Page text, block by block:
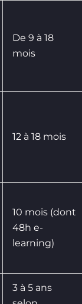
De 9 à 18
mois
12 à 18 mois
10 mois (dont
48h e-
learning)
3 à 5 ans